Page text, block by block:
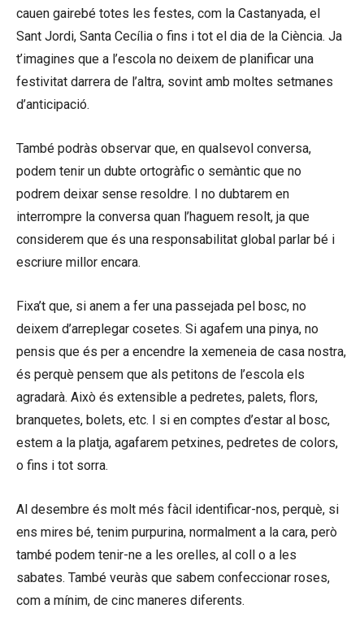
cauen gairebé totes les festes, com la Castanyada, el
Sant Jordi, Santa Cecília o fins i tot el dia de la Ciència. Ja
t’imagines que a l’escola no deixem de planificar una
festivitat darrera de l’altra, sovint amb moltes setmanes
d’anticipació.
També podràs observar que, en qualsevol conversa,
podem tenir un dubte ortogràfic o semàntic que no
podrem deixar sense resoldre. I no dubtarem en
interrompre la conversa quan l’haguem resolt, ja que
considerem que és una responsabilitat global parlar bé i
escriure millor encara.
Fixa’t que, si anem a fer una passejada pel bosc, no
deixem d’arreplegar cosetes. Si agafem una pinya, no
pensis que és per a encendre la xemeneia de casa nostra,
és perquè pensem que als petitons de l’escola els
agradarà. Això és extensible a pedretes, palets, flors,
branquetes, bolets, etc. I si en comptes d’estar al bosc,
estem a la platja, agafarem petxines, pedretes de colors,
o fins i tot sorra.
Al desembre és molt més fàcil identificar-nos, perquè, si
ens mires bé, tenim purpurina, normalment a la cara, però
també podem tenir-ne a les orelles, al coll o a les
sabates. També veuràs que sabem confeccionar roses,
com a mínim, de cinc maneres diferents.